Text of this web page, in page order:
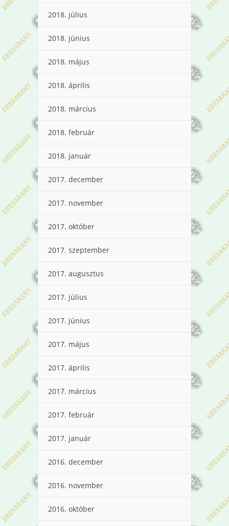
2018. július
2018. június
2018. május
2018. április
2018. március
2018. február
2018. január
2017. december
2017. november
2017. október
2017. szeptember
2017. augusztus
2017. július
2017. június
2017. május
2017. április
2017. március
2017. február
2017. január
2016. december
2016. november
2016. október